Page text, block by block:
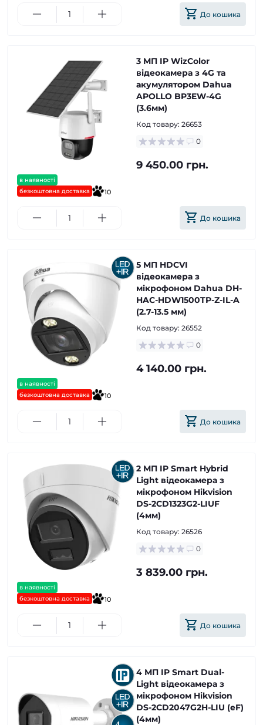
До кошика
в наявності
безкоштовна доставка
10
3 МП IP WizColor
відеокамера з 4G та
акумулятором Dahua
APOLLO BP3EW-4G
(3.6мм)
Код товару: 26653
0
9 450.00 грн.
До кошика
в наявності
безкоштовна доставка
10
5 МП HDCVI
відеокамера з
мікрофоном Dahua DH-
HAC-HDW1500TP-Z-IL-A
(2.7-13.5 мм)
Код товару: 26552
0
4 140.00 грн.
До кошика
в наявності
безкоштовна доставка
10
2 МП IP Smart Hybrid
Light відеокамера з
мікрофоном Hikvision
DS-2CD1323G2-LIUF
(4мм)
Код товару: 26526
0
3 839.00 грн.
До кошика
4 МП IP Smart Dual-
Light відеокамера з
мікрофоном Hikvision
DS-2CD2047G2H-LIU (eF)
(4мм)